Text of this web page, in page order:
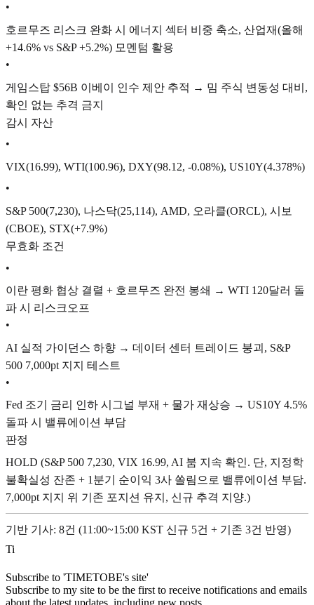
•
호르무즈 리스크 완화 시 에너지 섹터 비중 축소, 산업재(올해
+14.6% vs S&P +5.2%) 모멘텀 활용
•
게임스탑 $56B 이베이 인수 제안 추적 → 밈 주식 변동성 대비,
확인 없는 추격 금지
감시 자산
•
VIX(16.99), WTI(100.96), DXY(98.12, -0.08%), US10Y(4.378%)
•
S&P 500(7,230), 나스닥(25,114), AMD, 오라클(ORCL), 시보
(CBOE), STX(+7.9%)
무효화 조건
•
이란 평화 협상 결렬 + 호르무즈 완전 봉쇄 → WTI 120달러 돌
파 시 리스크오프
•
AI 실적 가이던스 하향 → 데이터 센터 트레이드 붕괴, S&P
500 7,000pt 지지 테스트
•
Fed 조기 금리 인하 시그널 부재 + 물가 재상승 → US10Y 4.5%
돌파 시 밸류에이션 부담
판정
HOLD (S&P 500 7,230, VIX 16.99, AI 붐 지속 확인. 단, 지정학
불확실성 잔존 + 1분기 순이익 3사 쏠림으로 밸류에이션 부담.
7,000pt 지지 위 기존 포지션 유지, 신규 추격 지양.)
기반 기사: 8건 (11:00~15:00 KST 신규 5건 + 기존 3건 반영)
Ti
Subscribe to 'TIMETOBE's site'
Subscribe to my site to be the first to receive notifications and emails
about the latest updates, including new posts.